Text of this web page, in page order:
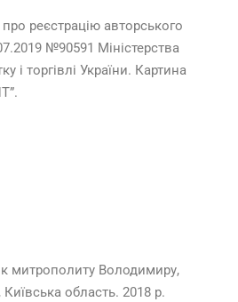
реєстрацію авторського
№90591 Міністерства
і торгівлі України. Картина
митрополиту Володимиру,
область. 2018 р.